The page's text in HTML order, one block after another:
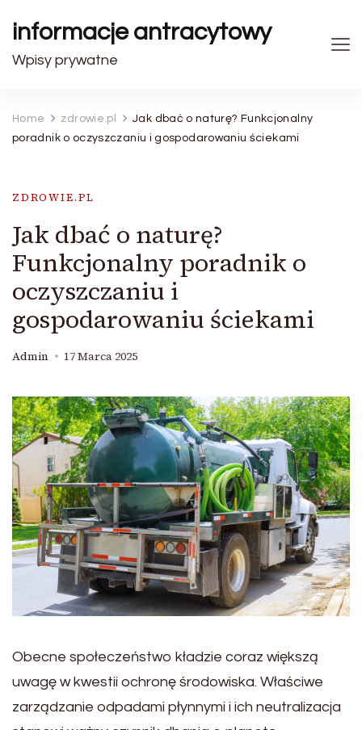
informacje antracytowy
Wpisy prywatne
Home zdrowie.pl
Jak dbać o naturę? Funkcjonalny
poradnik o oczyszczaniu i gospodarowaniu ściekami
ZDROWIE.PL
Jak dbać o naturę?
Funkcjonalny poradnik o
oczyszczaniu i
gospodarowaniu ściekami
Admin 17 Marca 2025
Obecne społeczeństwo kładzie coraz większą
uwagę w kwestii ochronę środowiska. Właściwe
zarządzanie odpadami płynnymi i ich neutralizacja